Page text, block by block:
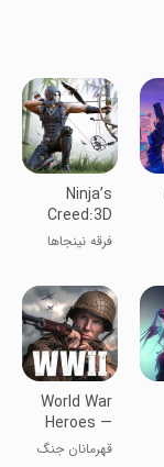
Ninja’s
Creed:3D
Shooting
Game
فرقه نینجاها
World War
Heroes —
WW2 PvP
قهرمانان جنگ